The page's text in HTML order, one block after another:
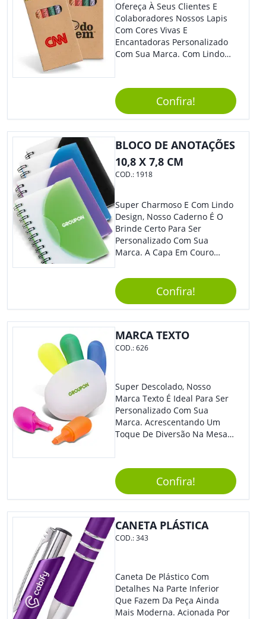
Ofereça À Seus Clientes E
Colaboradores Nossos Lapis
Com Cores Vivas E
Encantadoras Personalizado
Com Sua Marca. Com Lindo
Perfeito, Não É?!
Confira!
BLOCO DE ANOTAÇÕES
10,8 X 7,8 CM
COD.: 1918
Super Charmoso E Com Lindo
Design, Nosso Caderno É O
Brinde Certo Para Ser
Personalizado Com Sua
Marca. A Capa Em Couro
Elástico Permite Maior
Segurança Ao Carregá-Lo.
Ofereça A Seus Clientes E
Colaboradores, Sem Dúvidas
Eles Irão Adorar.
Confira!
MARCA TEXTO
COD.:626
Super Descolado, Nosso
Marca Texto É Ideal Para Ser
Personalizado Com Sua
Marca. Acrescentando Um
Toque De Diversão Na Mesa
Clientes E Colaboradores. O
Grande Destaque De Eventos
E Feiras De Negócio
Confira!
CANETA PLÁSTICA
COD.:343
Caneta De Plástico Com
Detalhes Na Parte Inferior
Que Fazem Da Peça Ainda
Mais Moderna. Acionada Por